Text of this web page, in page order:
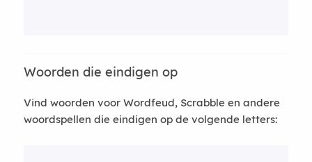
Woorden die eindigen op
Vind woorden voor Wordfeud, Scrabble en andere
woordspellen die eindigen op de volgende letters: